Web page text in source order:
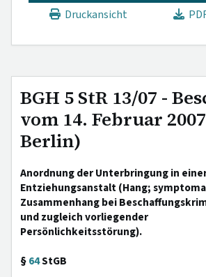
Druckansicht
BGH 5 StR 13/07 -
vom 14. Februar
Berlin)
Anordnung der Unterbringung in
Entziehungsanstalt (Hang;
Zusammenhang bei
und zugleich vorliegender
Persönlichkeitsstörung).
§64StGB